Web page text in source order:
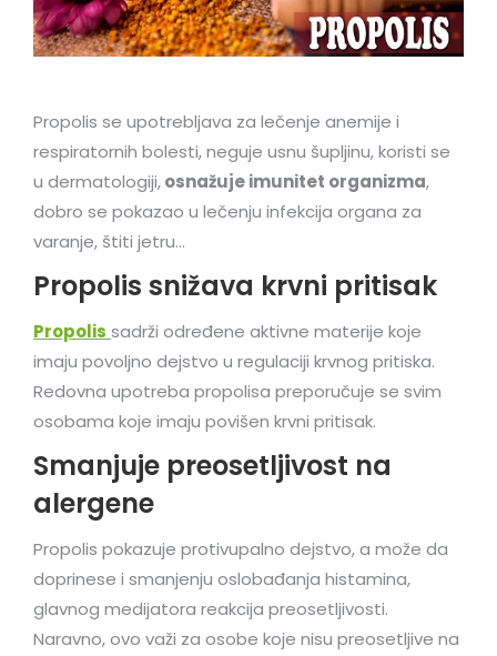
Propolis se upotrebljava za lečenje anemije i
respiratornih bolesti, neguje usnu šupljinu, koristi se
u dermatologiji,osnažuje imunitet organizma,
dobro se pokazao u lečenju infekcija organa za
varanje, štiti jetru…
Propolis snižava krvni pritisak
Propolis sadrži određene aktivne materije koje
imaju povoljno dejstvo u regulaciji krvnog pritiska.
Redovna upotreba propolisa preporučuje se svim
osobama koje imaju povišen krvni pritisak.
Smanjuje preosetljivost na
alergene
Propolis pokazuje protivupalno dejstvo, a može da
doprinese i smanjenju oslobađanja histamina,
glavnog medijatora reakcija preosetljivosti.
Naravno, ovo važi za osobe koje nisu preosetljive na